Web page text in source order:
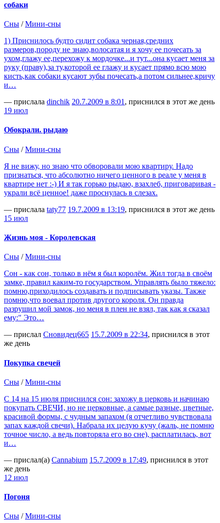
собаки
Сны /Мини-сны
1) Приснилось будто сидит собака черная,средних
размеров,породу не знаю,волосатая и я хочу ее почесать за
ухом,глажу ее,перехожу к мордочке...и тут...она кусает меня за
руку (праву),за ту,которой ее глажу и кусает прямо всю мою
кисть,как собаки кусают зубы почесать,а потом сильнее,кричу
и…
— прислала dinchik 20.7.2009 в 8:01 , приснился в этот же день
19 июл
Обокрали. рыдаю
Сны /Мини-сны
Я не вижу, но знаю что обворовали мою квартиру. Надо
признаться, что абсолютно ничего ценного в реале у меня в
квартире нет :-) И я так горько рыдаю, взахлеб, приговаривая -
украли всё ценное! даже проснулась в слезах.
— прислала taty77 19.7.2009 в 13:19, приснился в этот же день
15 июл
Жизнь моя - Королевская
Сны /Мини-сны
Сон - как сон, только в нём я был королём. Жил тогда в своём
замке, правил каким-то государством. Управлять было тяжело:
помню,приходилось создавать и подписывать указы. Также
помню,что воевал против другого короля. Он правда
разрушил мой замок, но меня в плен не взял, так как я сказал
ему:" Это…
— прислал Сновидец665 15.7.2009 в 22:34, приснился в этот
же день
Покупка свечей
Сны /Мини-сны
С 14 на 15 июля приснился сон: захожу в церковь и начинаю
покупать СВЕЧИ, но не церковные, а самые разные, цветные,
красивой формы, с чудным запахом (я отчетливо чувствовала
запах каждой свечи). Набрала их целую кучу (жаль, не помню
точное число, а ведь повторяла его во сне), расплатилась, вот
и…
— прислал(а) Сannabium 15.7.2009 в 17:49, приснился в этот
же день
12 июл
Погоня
Сны /Мини-сны